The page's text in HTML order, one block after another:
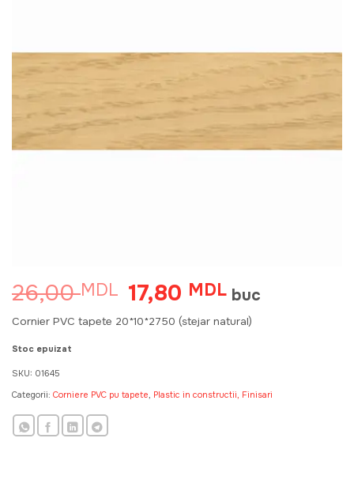
26,00MDL Prețul
inițial
a
17,80 MDLPrețul
curent
este:
buc
Cornier PVC tapete 20*10*2750 (stejar natural)
Stoc epuizat
SKU: 01645
Categorii: Corniere PVC pu tapete, Plastic in constructii, Finisari